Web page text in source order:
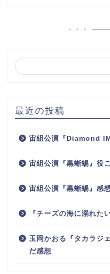
最近の投稿
宙組公演『Diamond
宙組公演『黒蜥蜴』役
宙組公演『黒蜥蜴』感
『チーズの海に溺れた
玉岡かおる『タカラジ
だ感想